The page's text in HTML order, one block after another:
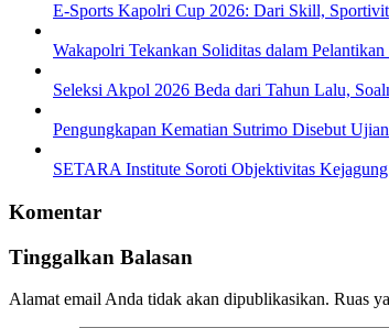
E-Sports Kapolri Cup 2026: Dari Skill,
Wakapolri Tekankan Soliditas dalam
Seleksi Akpol 2026 Beda dari Tahun Lalu,
Pengungkapan Kematian Sutrimo Disebut
SETARA Institute Soroti Objektivitas
Komentar
Tinggalkan Balasan
Alamat email Anda tidak akan dipublikasikan. Ruas